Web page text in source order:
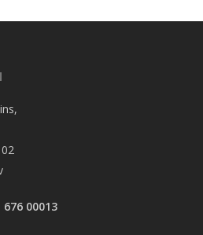
676 00013